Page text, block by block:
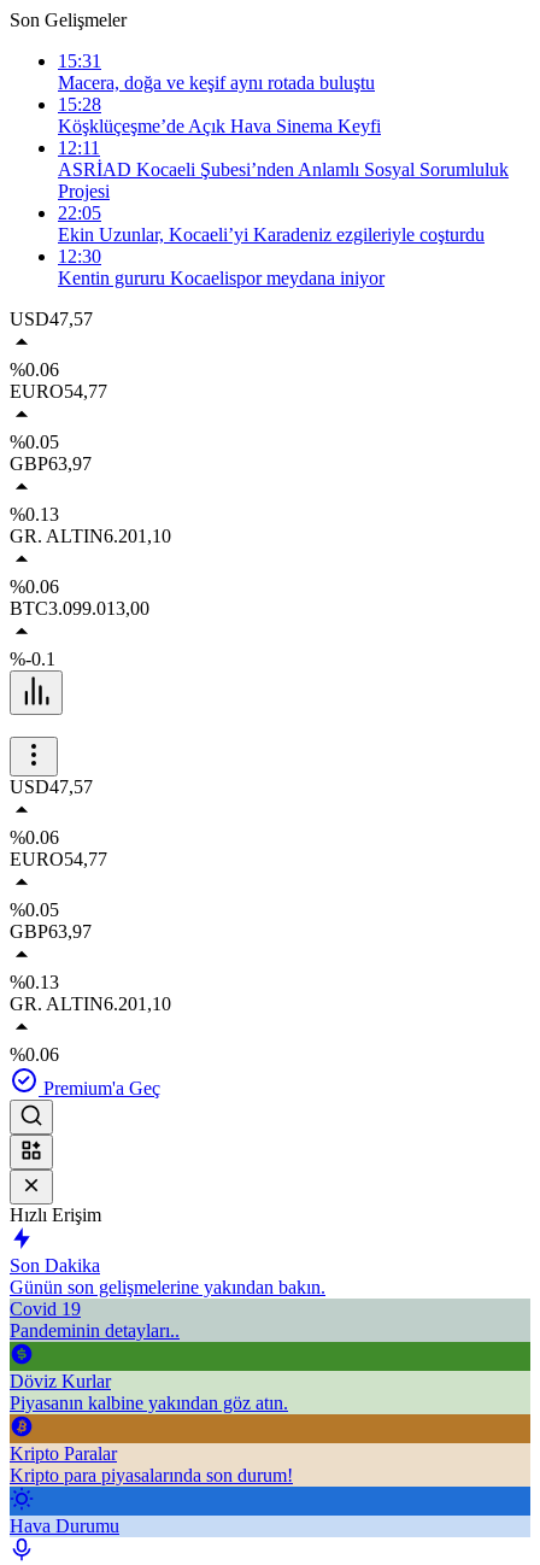
Son Gelişmeler
15:31
Macera, doğa ve keşif aynı rotada buluştu
15:28
Köşklüçeşme’de Açık Hava Sinema Keyfi
12:11
ASRİAD Kocaeli Şubesi’nden Anlamlı Sosyal Sorumluluk
Projesi
22:05
Ekin Uzunlar, Kocaeli’yi Karadeniz ezgileriyle coşturdu
12:30
Kentin gururu Kocaelispor meydana iniyor
USD47,57
%0.06
EURO54,77
%0.05
GBP63,97
%0.13
GR. ALTIN6.201,10
%0.06
BTC3.099.013,00
%-0.1
USD47,57
%0.06
EURO54,77
%0.05
GBP63,97
%0.13
GR. ALTIN6.201,10
%0.06
Premium'a Geç
Hızlı Erişim
Son Dakika
Günün son gelişmelerine yakından bakın.
Covid 19
Pandeminin detayları..
Döviz Kurlar
Piyasanın kalbine yakından göz atın.
Kripto Paralar
Kripto para piyasalarında son durum!
Hava Durumu